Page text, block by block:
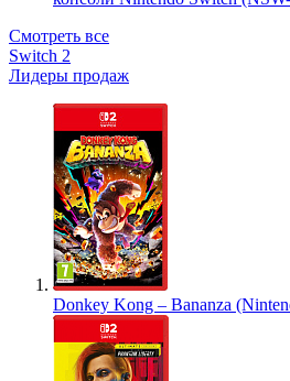
Смотреть все
Switch 2
Лидеры продаж
Donkey Kong – Bananza